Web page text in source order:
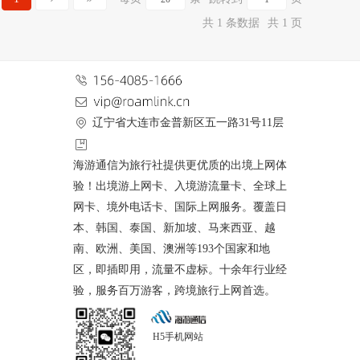
共 1 条数据
共 1 页
辽宁省大连市金普新区五一路31号11层
海游通信为旅行社提供更优质的出境上网体
验！出境游上网卡、入境游流量卡、全球上
网卡、境外电话卡、国际上网服务。覆盖日
本、韩国、泰国、新加坡、马来西亚、越
南、欧洲、美国、澳洲等193个国家和地
区，即插即用，流量不虚标。十余年行业经
验，服务百万游客，跨境旅行上网首选。
H5手机网站